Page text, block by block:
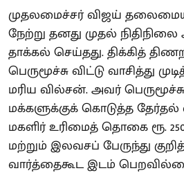
முதலமைச்சர் விஜய்
நேற்று தனது முதல்
தாக்கல் செய்தது. திக்கித்
பெருமூச்சு விட்டு வாசித்து
மரிய வில்சன். அவர்
மக்களுக்குக் கொடுத்த தேர்தல்
மகளிர் உரிமைத் தொகை ரூ.
மற்றும் இலவசப் பேருந்து
வார்த்தைகூட இடம்